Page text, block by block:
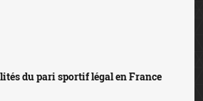
du pari sportif légal en France